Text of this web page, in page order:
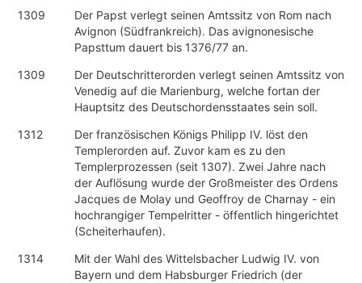
1309
Der Papst verlegt seinen Amtssitz von Rom nach
Avignon (Südfrankreich). Das avignonesische
Papsttum dauert bis 1376/77 an.
1309
Der Deutschritterorden verlegt seinen Amtssitz von
Venedig auf die Marienburg, welche fortan der
Hauptsitz des Deutschordensstaates sein soll.
1312
Der französischen Königs Philipp IV. löst den
Templerorden auf. Zuvor kam es zu den
Templerprozessen (seit 1307). Zwei Jahre nach
der Auflösung wurde der Großmeister des Ordens
Jacques de Molay und Geoffroy de Charnay - ein
hochrangiger Tempelritter - öffentlich hingerichtet
(Scheiterhaufen).
1314
Mit der Wahl des Wittelsbacher Ludwig IV. von
Bayern und dem Habsburger Friedrich (der